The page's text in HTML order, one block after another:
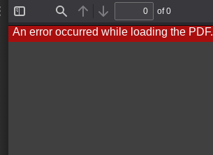
Sidebar
Find Previous
Next
of 0
An error occurred while loading the PDF.